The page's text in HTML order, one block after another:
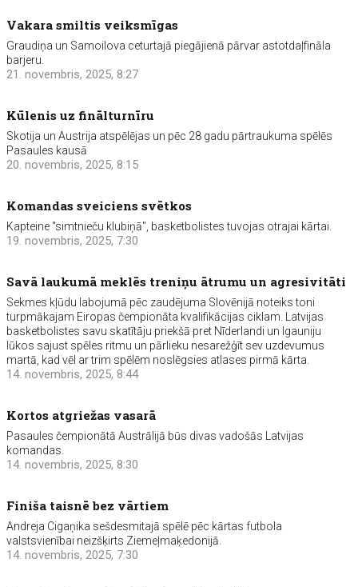
Vakara smiltis veiksmīgas
Graudiņa un Samoilova ceturtajā piegājienā pārvar astotdaļfināla
barjeru.
21. novembris, 2025, 8:27
Kūlenis uz finālturnīru
Skotija un Austrija atspēlējas un pēc 28 gadu pārtraukuma spēlēs
Pasaules kausā
20. novembris, 2025, 8:15
Komandas sveiciens svētkos
Kapteine "simtnieču klubiņā", basketbolistes tuvojas otrajai kārtai.
19. novembris, 2025, 7:30
Savā laukumā meklēs treniņu ātrumu un agresivitāti
Sekmes kļūdu labojumā pēc zaudējuma Slovēnijā noteiks toni
turpmākajam Eiropas čempionāta kvalifikācijas ciklam. Latvijas
basketbolistes savu skatītāju priekšā pret Nīderlandi un Igauniju
lūkos sajust spēles ritmu un pārlieku nesarežģīt sev uzdevumus
martā, kad vēl ar trim spēlēm noslēgsies atlases pirmā kārta.
14. novembris, 2025, 8:44
Kortos atgriežas vasarā
Pasaules čempionātā Austrālijā būs divas vadošās Latvijas
komandas.
14. novembris, 2025, 8:30
Finiša taisnē bez vārtiem
Andreja Cigaņika sešdesmitajā spēlē pēc kārtas futbola
valstsvienībai neizšķirts Ziemeļmaķedonijā.
14. novembris, 2025, 7:30